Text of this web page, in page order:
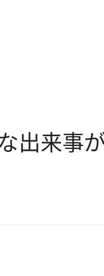
出来事が